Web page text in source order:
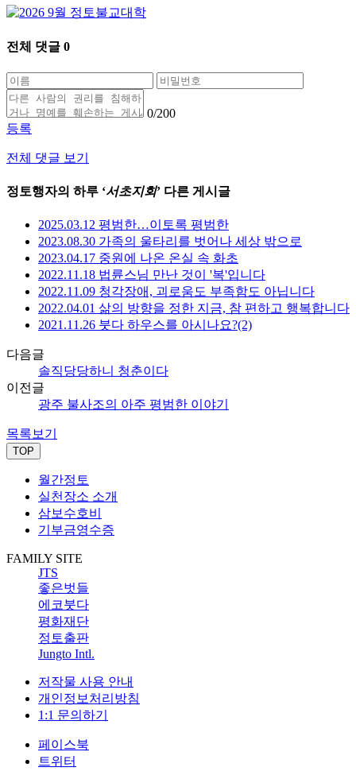
전체 댓글 0
0/200
등록
전체 댓글 보기
정토행자의 하루 ‘서초지회’ 다른 게시글
2025.03.12 평범한…이토록 평범한
2023.08.30 가족의 울타리를 벗어나 세상 밖으로
2023.04.17 중원에 나온 온실 속 화초
2022.11.18 법륜스님 만난 것이 '복'입니다
2022.11.09 청각장애, 괴로움도 부족함도 아닙니다
2022.04.01 삶의 방향을 정한 지금, 참 편하고 행복합니다
2021.11.26 붓다 하우스를 아시나요?(2)
다음글
솔직당당하니 청춘이다
이전글
광주 불사조의 아주 평범한 이야기
목록보기
TOP
월간정토
실천장소 소개
삼보수호비
기부금영수증
FAMILY SITE
JTS
좋은벗들
에코붓다
평화재단
정토출판
Jungto Intl.
저작물 사용 안내
개인정보처리방침
1:1 문의하기
페이스북
트위터